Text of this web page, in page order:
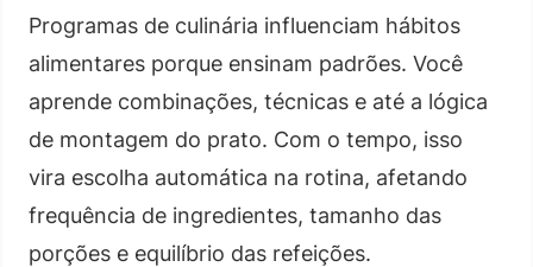
Programas de culinária influenciam hábitos
alimentares porque ensinam padrões. Você
aprende combinações, técnicas e até a lógica
de montagem do prato. Com o tempo, isso
vira escolha automática na rotina, afetando
frequência de ingredientes, tamanho das
porções e equilíbrio das refeições.